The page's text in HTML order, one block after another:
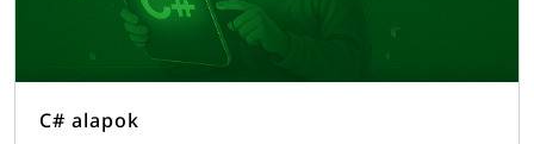
C# alapok